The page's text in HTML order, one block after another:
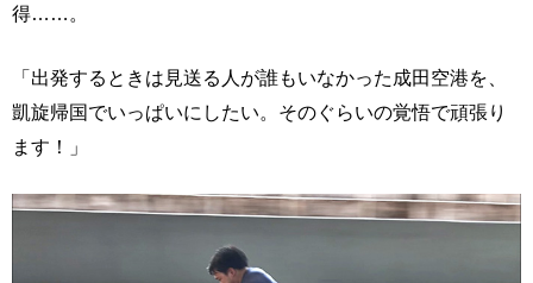
得……。
「出発するときは見送る人が誰もいなかった成田空港を、
凱旋帰国でいっぱいにしたい。そのぐらいの覚悟で頑張り
ます！」